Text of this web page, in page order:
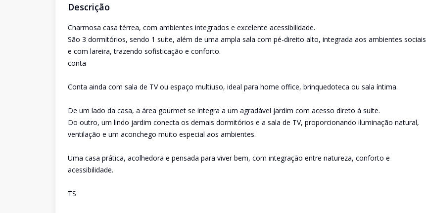
Descrição
Charmosa casa térrea, com ambientes integrados e excelente acessibilidade.
São 3 dormitórios, sendo 1 suíte, além de uma ampla sala com pé-direito alto, integrada aos ambientes sociais
e com lareira, trazendo sofisticação e conforto.
conta
Conta ainda com sala de TV ou espaço multiuso, ideal para home office, brinquedoteca ou sala íntima.
De um lado da casa, a área gourmet se integra a um agradável jardim com acesso direto à suíte.
Do outro, um lindo jardim conecta os demais dormitórios e a sala de TV, proporcionando iluminação natural,
ventilação e um aconchego muito especial aos ambientes.
Uma casa prática, acolhedora e pensada para viver bem, com integração entre natureza, conforto e
acessibilidade.
TS